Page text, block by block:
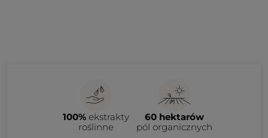
100% ekstrakty
roślinne
60 hektarów
pól organicznych